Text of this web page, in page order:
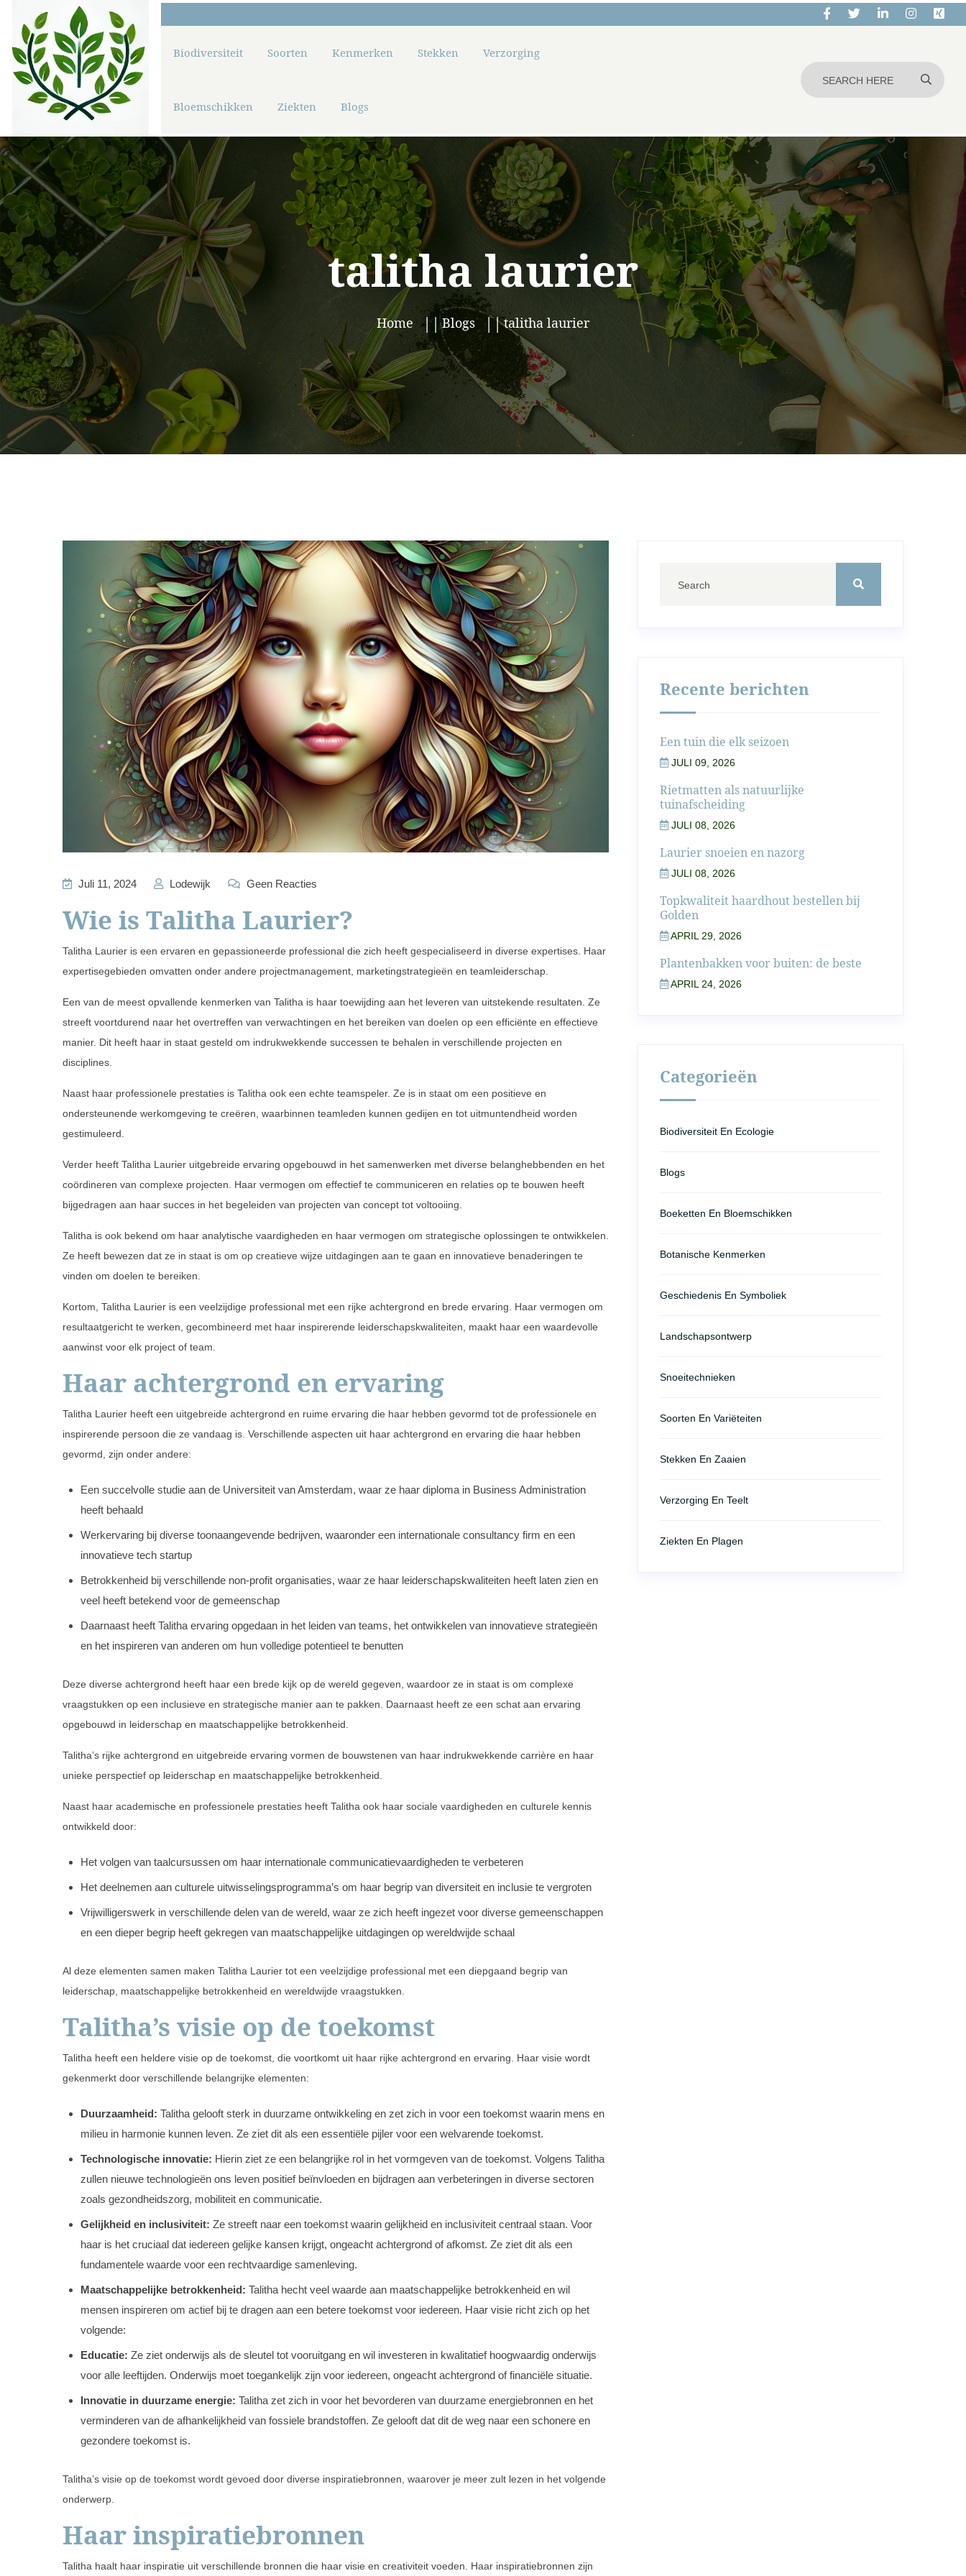
Biodiversiteit Soorten Kenmerken Stekken Verzorging
Bloemschikken Ziekten Blogs
talitha laurier
Home Blogs talitha laurier
Juli 11, 2024 Lodewijk Geen Reacties
Wie is Talitha Laurier?
Talitha Laurier is een ervaren en gepassioneerde professional die zich heeft gespecialiseerd in diverse expertises. Haar
expertisegebieden omvatten onder andere projectmanagement, marketingstrategieën en teamleiderschap.
Een van de meest opvallende kenmerken van Talitha is haar toewijding aan het leveren van uitstekende resultaten. Ze
streeft voortdurend naar het overtreffen van verwachtingen en het bereiken van doelen op een efficiënte en effectieve
manier. Dit heeft haar in staat gesteld om indrukwekkende successen te behalen in verschillende projecten en
disciplines.
Naast haar professionele prestaties is Talitha ook een echte teamspeler. Ze is in staat om een positieve en
ondersteunende werkomgeving te creëren, waarbinnen teamleden kunnen gedijen en tot uitmuntendheid worden
gestimuleerd.
Verder heeft Talitha Laurier uitgebreide ervaring opgebouwd in het samenwerken met diverse belanghebbenden en het
coördineren van complexe projecten. Haar vermogen om effectief te communiceren en relaties op te bouwen heeft
bijgedragen aan haar succes in het begeleiden van projecten van concept tot voltooiing.
Talitha is ook bekend om haar analytische vaardigheden en haar vermogen om strategische oplossingen te ontwikkelen.
Ze heeft bewezen dat ze in staat is om op creatieve wijze uitdagingen aan te gaan en innovatieve benaderingen te
vinden om doelen te bereiken.
Kortom, Talitha Laurier is een veelzijdige professional met een rijke achtergrond en brede ervaring. Haar vermogen om
resultaatgericht te werken, gecombineerd met haar inspirerende leiderschapskwaliteiten, maakt haar een waardevolle
aanwinst voor elk project of team.
Haar achtergrond en ervaring
Talitha Laurier heeft een uitgebreide achtergrond en ruime ervaring die haar hebben gevormd tot de professionele en
inspirerende persoon die ze vandaag is. Verschillende aspecten uit haar achtergrond en ervaring die haar hebben
gevormd, zijn onder andere:
Een succelvolle studie aan de Universiteit van Amsterdam, waar ze haar diploma in Business Administration
heeft behaald
Werkervaring bij diverse toonaangevende bedrijven, waaronder een internationale consultancy firm en een
innovatieve tech startup
Betrokkenheid bij verschillende non-profit organisaties, waar ze haar leiderschapskwaliteiten heeft laten zien en
veel heeft betekend voor de gemeenschap
Daarnaast heeft Talitha ervaring opgedaan in het leiden van teams, het ontwikkelen van innovatieve strategieën
en het inspireren van anderen om hun volledige potentieel te benutten
Deze diverse achtergrond heeft haar een brede kijk op de wereld gegeven, waardoor ze in staat is om complexe
vraagstukken op een inclusieve en strategische manier aan te pakken. Daarnaast heeft ze een schat aan ervaring
opgebouwd in leiderschap en maatschappelijke betrokkenheid.
Talitha’s rijke achtergrond en uitgebreide ervaring vormen de bouwstenen van haar indrukwekkende carrière en haar
unieke perspectief op leiderschap en maatschappelijke betrokkenheid.
Naast haar academische en professionele prestaties heeft Talitha ook haar sociale vaardigheden en culturele kennis
ontwikkeld door:
Het volgen van taalcursussen om haar internationale communicatievaardigheden te verbeteren
Het deelnemen aan culturele uitwisselingsprogramma’s om haar begrip van diversiteit en inclusie te vergroten
Vrijwilligerswerk in verschillende delen van de wereld, waar ze zich heeft ingezet voor diverse gemeenschappen
en een dieper begrip heeft gekregen van maatschappelijke uitdagingen op wereldwijde schaal
Al deze elementen samen maken Talitha Laurier tot een veelzijdige professional met een diepgaand begrip van
leiderschap, maatschappelijke betrokkenheid en wereldwijde vraagstukken.
Talitha’s visie op de toekomst
Talitha heeft een heldere visie op de toekomst, die voortkomt uit haar rijke achtergrond en ervaring. Haar visie wordt
gekenmerkt door verschillende belangrijke elementen:
Duurzaamheid: Talitha gelooft sterk in duurzame ontwikkeling en zet zich in voor een toekomst waarin mens en
milieu in harmonie kunnen leven. Ze ziet dit als een essentiële pijler voor een welvarende toekomst.
Technologische innovatie: Hierin ziet ze een belangrijke rol in het vormgeven van de toekomst. Volgens Talitha
zullen nieuwe technologieën ons leven positief beïnvloeden en bijdragen aan verbeteringen in diverse sectoren
zoals gezondheidszorg, mobiliteit en communicatie.
Gelijkheid en inclusiviteit: Ze streeft naar een toekomst waarin gelijkheid en inclusiviteit centraal staan. Voor
haar is het cruciaal dat iedereen gelijke kansen krijgt, ongeacht achtergrond of afkomst. Ze ziet dit als een
fundamentele waarde voor een rechtvaardige samenleving.
Maatschappelijke betrokkenheid: Talitha hecht veel waarde aan maatschappelijke betrokkenheid en wil
mensen inspireren om actief bij te dragen aan een betere toekomst voor iedereen. Haar visie richt zich op het
volgende:
Educatie: Ze ziet onderwijs als de sleutel tot vooruitgang en wil investeren in kwalitatief hoogwaardig onderwijs
voor alle leeftijden. Onderwijs moet toegankelijk zijn voor iedereen, ongeacht achtergrond of financiële situatie.
Innovatie in duurzame energie: Talitha zet zich in voor het bevorderen van duurzame energiebronnen en het
verminderen van de afhankelijkheid van fossiele brandstoffen. Ze gelooft dat dit de weg naar een schonere en
gezondere toekomst is.
Talitha’s visie op de toekomst wordt gevoed door diverse inspiratiebronnen, waarover je meer zult lezen in het volgende
onderwerp.
Haar inspiratiebronnen
Talitha haalt haar inspiratie uit verschillende bronnen die haar visie en creativiteit voeden. Haar inspiratiebronnen zijn
Recente berichten
Een tuin die elk seizoen
JULI 09, 2026
Rietmatten als natuurlijke
tuinafscheiding
JULI 08, 2026
Laurier snoeien en nazorg
JULI 08, 2026
Topkwaliteit haardhout bestellen bij
Golden
APRIL 29, 2026
Plantenbakken voor buiten: de beste
APRIL 24, 2026
Categorieën
Biodiversiteit En Ecologie
Blogs
Boeketten En Bloemschikken
Botanische Kenmerken
Geschiedenis En Symboliek
Landschapsontwerp
Snoeitechnieken
Soorten En Variëteiten
Stekken En Zaaien
Verzorging En Teelt
Ziekten En Plagen